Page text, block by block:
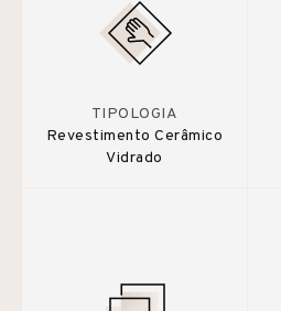
TIPOLOGIA
Revestimento Cerâmico
Vidrado